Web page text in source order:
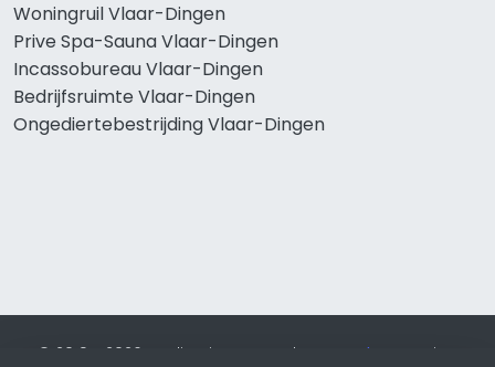
Woningruil Vlaar-Dingen
Prive Spa-Sauna Vlaar-Dingen
Incassobureau Vlaar-Dingen
Bedrijfsruimte Vlaar-Dingen
Ongediertebestrijding Vlaar-Dingen
© 2019 - 2026 Realisatie en SEO door SEO-bureau Lion